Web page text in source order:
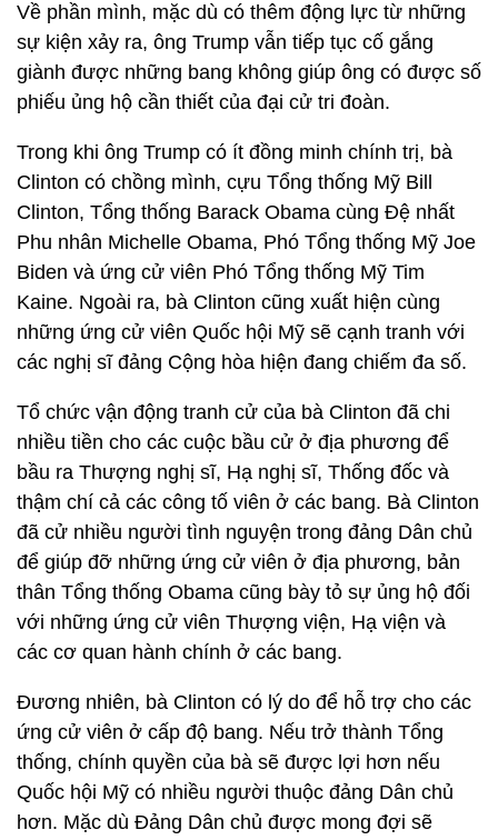
Về phần mình, mặc dù có thêm động lực từ những
sự kiện xảy ra, ông Trump vẫn tiếp tục cố gắng
giành được những bang không giúp ông có được số
phiếu ủng hộ cần thiết của đại cử tri đoàn.
Trong khi ông Trump có ít đồng minh chính trị, bà
Clinton có chồng mình, cựu Tổng thống Mỹ Bill
Clinton, Tổng thống Barack Obama cùng Đệ nhất
Phu nhân Michelle Obama, Phó Tổng thống Mỹ Joe
Biden và ứng cử viên Phó Tổng thống Mỹ Tim
Kaine. Ngoài ra, bà Clinton cũng xuất hiện cùng
những ứng cử viên Quốc hội Mỹ sẽ cạnh tranh với
các nghị sĩ đảng Cộng hòa hiện đang chiếm đa số.
Tổ chức vận động tranh cử của bà Clinton đã chi
nhiều tiền cho các cuộc bầu cử ở địa phương để
bầu ra Thượng nghị sĩ, Hạ nghị sĩ, Thống đốc và
thậm chí cả các công tố viên ở các bang. Bà Clinton
đã cử nhiều người tình nguyện trong đảng Dân chủ
để giúp đỡ những ứng cử viên ở địa phương, bản
thân Tổng thống Obama cũng bày tỏ sự ủng hộ đối
với những ứng cử viên Thượng viện, Hạ viện và
các cơ quan hành chính ở các bang.
Đương nhiên, bà Clinton có lý do để hỗ trợ cho các
ứng cử viên ở cấp độ bang. Nếu trở thành Tổng
thống, chính quyền của bà sẽ được lợi hơn nếu
Quốc hội Mỹ có nhiều người thuộc đảng Dân chủ
hơn. Mặc dù Đảng Dân chủ được mong đợi sẽ